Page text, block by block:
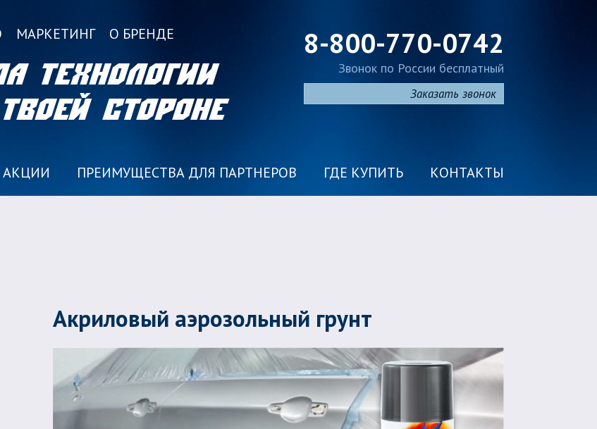
МАРКЕТИНГ О БРЕНДЕ
технологии
стороне
8-800-770-0742
Звонок по России бесплатный
Заказать звонок
АКЦИИ ПРЕИМУЩЕСТВА ДЛЯ ПАРТНЕРОВ ГДЕ КУПИТЬ КОНТАКТЫ
Акриловый аэрозольный грунт